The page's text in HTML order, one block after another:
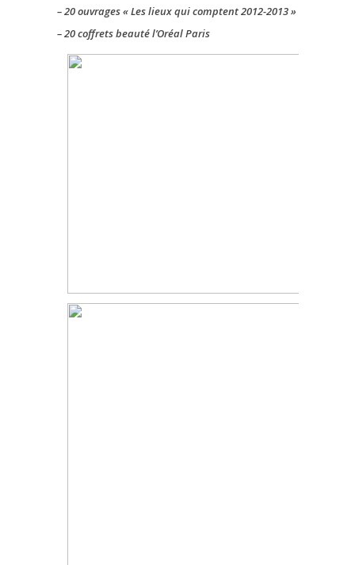
– 20 ouvrages « Les lieux qui comptent 2012-2013 »
– 20 coffrets beauté l’Oréal Paris